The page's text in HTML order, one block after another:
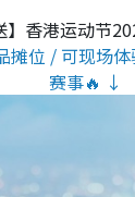
香港运动节
摊位 / 可现场
赛事🔥 ↓